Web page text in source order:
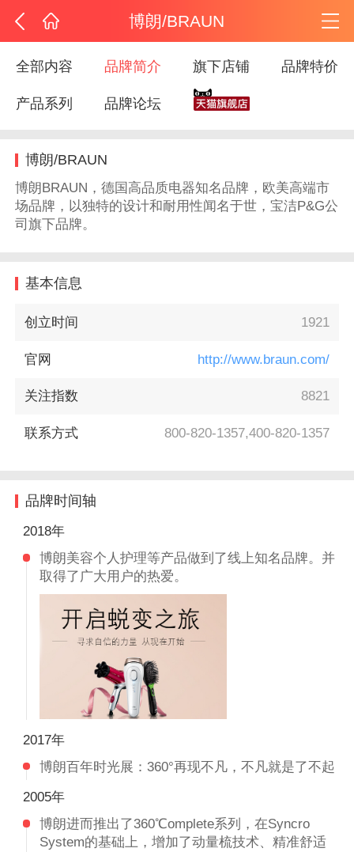
博朗/BRAUN
全部内容 品牌简介 旗下店铺 品牌特价
产品系列 品牌论坛
博朗/BRAUN
博朗BRAUN，德国高品质电器知名品牌，欧美高端市
场品牌，以独特的设计和耐用性闻名于世，宝洁P&G公
司旗下品牌。
基本信息
创立时间 1921
官网 http://www.braun.com/
关注指数 8821
联系方式 800-820-1357,400-820-1357
品牌时间轴
2018年
博朗美容个人护理等产品做到了线上知名品牌。并
取得了广大用户的热爱。
2017年
博朗百年时光展：360°再现不凡，不凡就是了不起
2005年
博朗进而推出了360℃omplete系列，在Syncro
System的基础上，增加了动量梳技术、精准舒适